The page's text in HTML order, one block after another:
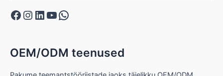
Facebook
Instagram
LinkedIn
YouTube
WhatsApp
OEM/ODM teenused